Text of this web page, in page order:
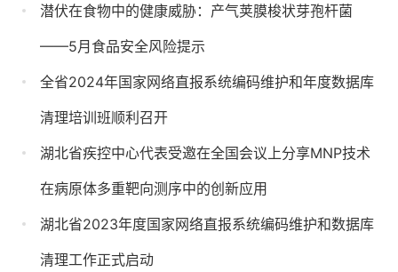
潜伏在食物中的健康威胁：产气荚膜梭状芽孢杆菌
——5月食品安全风险提示
全省2024年国家网络直报系统编码维护和年度数据库
清理培训班顺利召开
湖北省疾控中心代表受邀在全国会议上分享MNP技术
在病原体多重靶向测序中的创新应用
湖北省2023年度国家网络直报系统编码维护和数据库
清理工作正式启动